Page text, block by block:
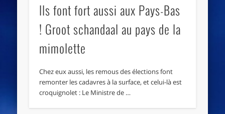
Ils font fort aussi aux Pays-Bas
! Groot schandaal au pays de la
mimolette
Chez eux aussi, les remous des élections font
remonter les cadavres à la surface, et celui-là est
croquignolet : Le Ministre de …